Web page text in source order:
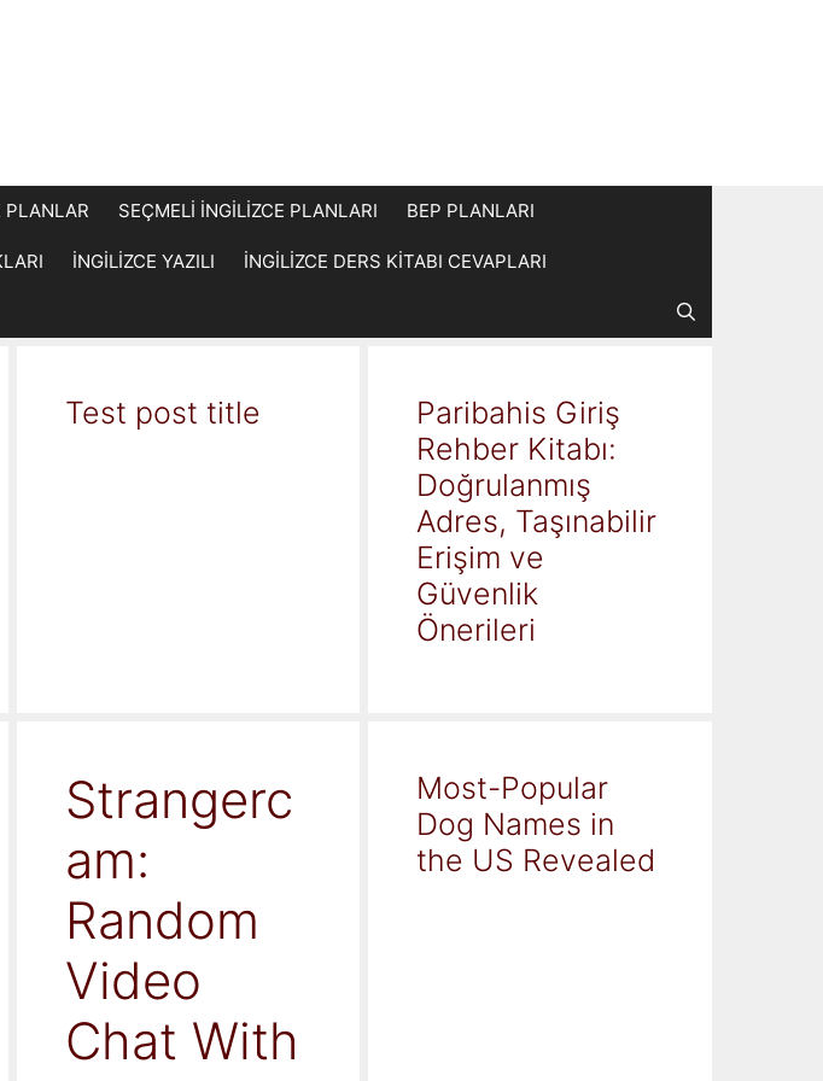
PLANLAR SEÇMELİ İNGİLİZCE PLANLARI BEP PLANLARI
İNGİLİZCE YAZILI İNGİLİZCE DERS KİTABI CEVAPLARI
Test post title
Paribahis Giriş
Rehber Kitabı:
Doğrulanmış
Adres, Taşınabilir
Erişim ve
Güvenlik
Önerileri
Strangerc
am:
Random
Video
Chat With
Most-Popular
Dog Names in
the US Revealed